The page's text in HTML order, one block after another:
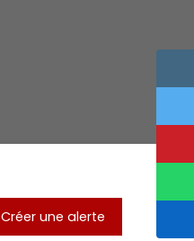
Créer une alerte